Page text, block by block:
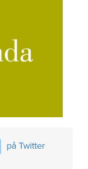
på Twitter